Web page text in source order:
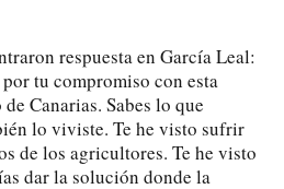
respuesta en García Leal:
tu compromiso con esta
Canarias. Sabes lo que
lo viviste. Te he visto sufrir
de los agricultores. Te he visto
dar la solución donde la